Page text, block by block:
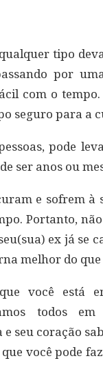
tipo
por
com o
seguro para a
pode
ser anos ou
e sofrem à
Portanto,
ex já se
melhor do que
você está
todos
e seu coração
você pode